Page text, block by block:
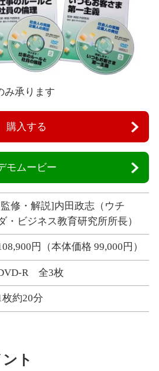
み承ります
購入する
モムービー
修・解説]内田政志（ウチ
・ビジネス教育研究所所長）
円（本体価格 99,000円）
全3枚
枚約20分
ト